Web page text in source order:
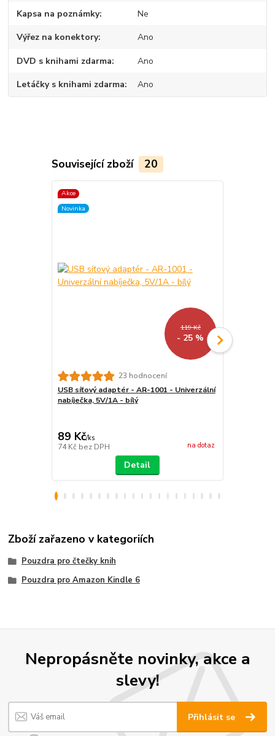
Kapsa na poznámky Ne
Výřez na konektory Ano
DVD s knihami zdarma Ano
Letáčky s knihami zdarma Ano
Související zboží 20
Akce
Novinka
119 Kč
- 25 %
23 hodnocení
USB síťový adaptér - AR-1001 - Univerzální
nabíječka, 5V/1A - bílý
89 Kč/ks
74 Kč bez DPH na dotaz
Detail
Zboží zařazeno v kategoriích
Pouzdra pro čtečky knih
Pouzdra pro Amazon Kindle 6
Nepropásněte novinky, akce a
slevy!
Přihlásit se